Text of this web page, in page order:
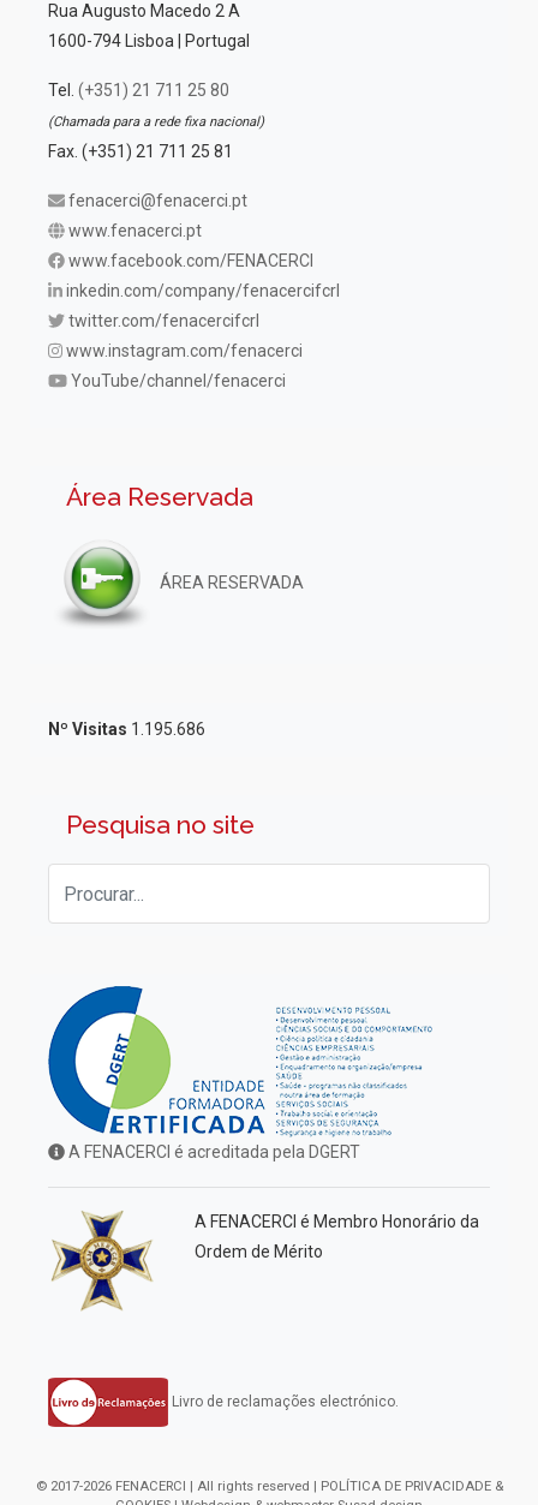
Rua Augusto Macedo 2 A
1600-794 Lisboa | Portugal
Tel. (+351) 21 711 25 80
(Chamada para a rede fixa nacional)
Fax. (+351) 21 711 25 81
fenacerci@fenacerci.pt
www.fenacerci.pt
www.facebook.com/FENACERCI
inkedin.com/company/fenacercifcrl
twitter.com/fenacercifcrl
www.instagram.com/fenacerci
YouTube/channel/fenacerci
Área Reservada
ÁREA RESERVADA
Nº Visitas 1.195.686
Pesquisa no site
A FENACERCI é acreditada pela DGERT
A FENACERCI é Membro Honorário da
Ordem de Mérito
Livro de reclamações electrónico.
© 2017-2026 FENACERCI | All rights reserved | POLÍTICA DE PRIVACIDADE &